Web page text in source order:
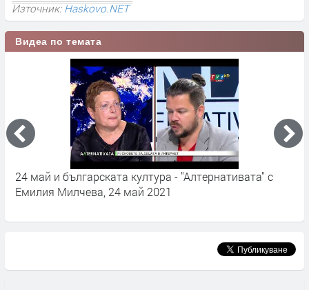
Източник:Haskovo.NET
Видеа по темата
24 май и българската култура - "Алтернативата" с
Емилия Милчева, 24 май 2021